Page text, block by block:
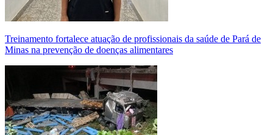
Treinamento fortalece atuação de profissionais da saúde de Pará de
Minas na prevenção de doenças alimentares